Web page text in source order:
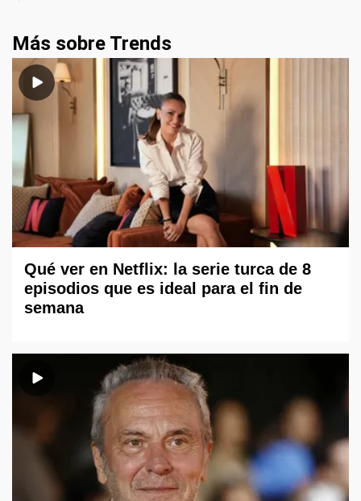
Más sobre Trends
Qué ver en Netflix: la serie turca de 8
episodios que es ideal para el fin de
semana